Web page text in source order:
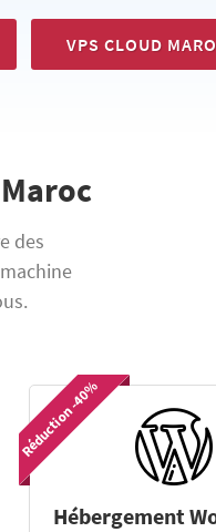
VPS CLOUD
des
Réduction -40%
Hébergement